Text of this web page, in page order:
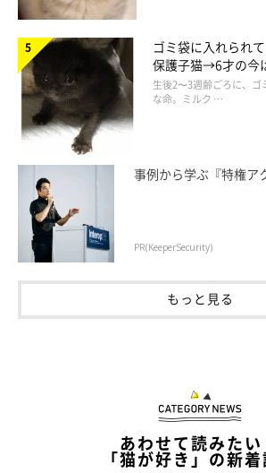
「吸ってみろ！吸い返してやる」
Taco（たこ）プロフ
東京在住の漫画家・イラストレーター・キ
ゴミ袋に入れられ
保護子猫→6才の
美しい黒猫に成長
生後2〜3週齢ごろに、
な命。ミルク …
事例から学ぶ『特権ア
PR(KeeperSecurity)
もっと見る
あわせて読みたい
「猫が好き」の新